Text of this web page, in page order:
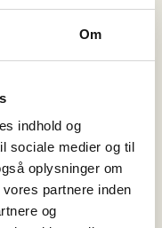
Om
indhold og
sociale medier og til
oplysninger om
partnere inden
og